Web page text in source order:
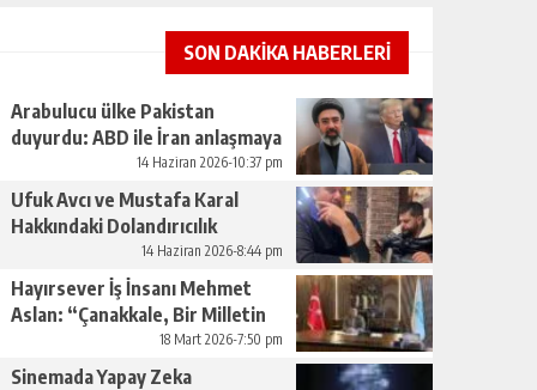
SON DAKİKA HABERLERİ
Arabulucu ülke Pakistan
duyurdu: ABD ile İran anlaşmaya
14 Haziran 2026-10:37 pm
Ufuk Avcı ve Mustafa Karal
Hakkındaki Dolandırıcılık
İddiaları Büyüyor14 Haziran 2026-8:44 pm
Hayırsever İş İnsanı Mehmet
Aslan: “Çanakkale, Bir Milletin
Yeniden Doğuşudur”18 Mart 2026-7:50 pm
Sinemada Yapay Zeka